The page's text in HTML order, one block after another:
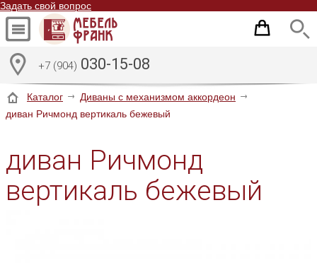
Задать свой вопрос
+7 (904) 030-15-08
Каталог
Диваны с механизмом аккордеон
диван Ричмонд вертикаль бежевый
диван Ричмонд
вертикаль бежевый